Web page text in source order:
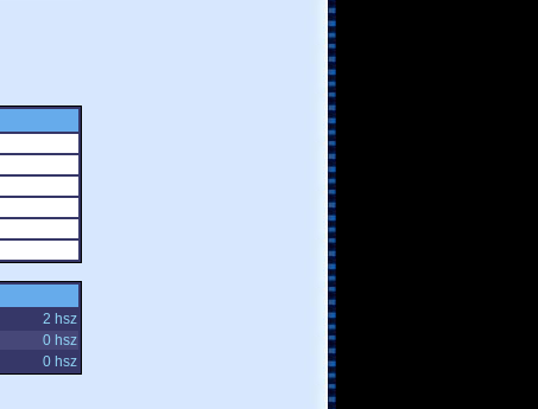
2 hsz
0 hsz
0 hsz